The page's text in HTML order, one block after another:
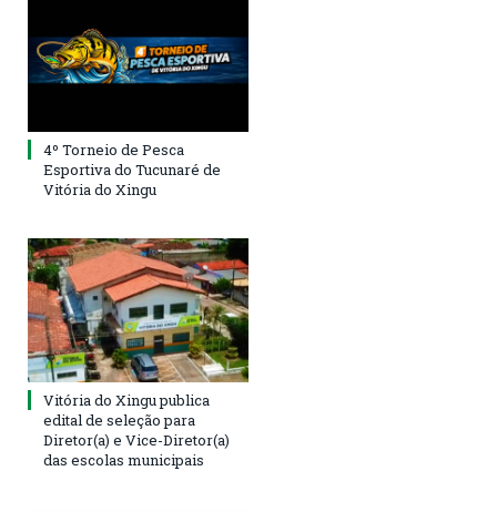
4º Torneio de Pesca
Esportiva do Tucunaré de
Vitória do Xingu
Vitória do Xingu publica
edital de seleção para
Diretor(a) e Vice-Diretor(a)
das escolas municipais